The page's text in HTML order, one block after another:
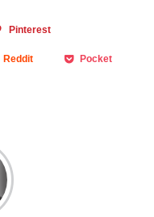
Pinterest
Reddit Pocket